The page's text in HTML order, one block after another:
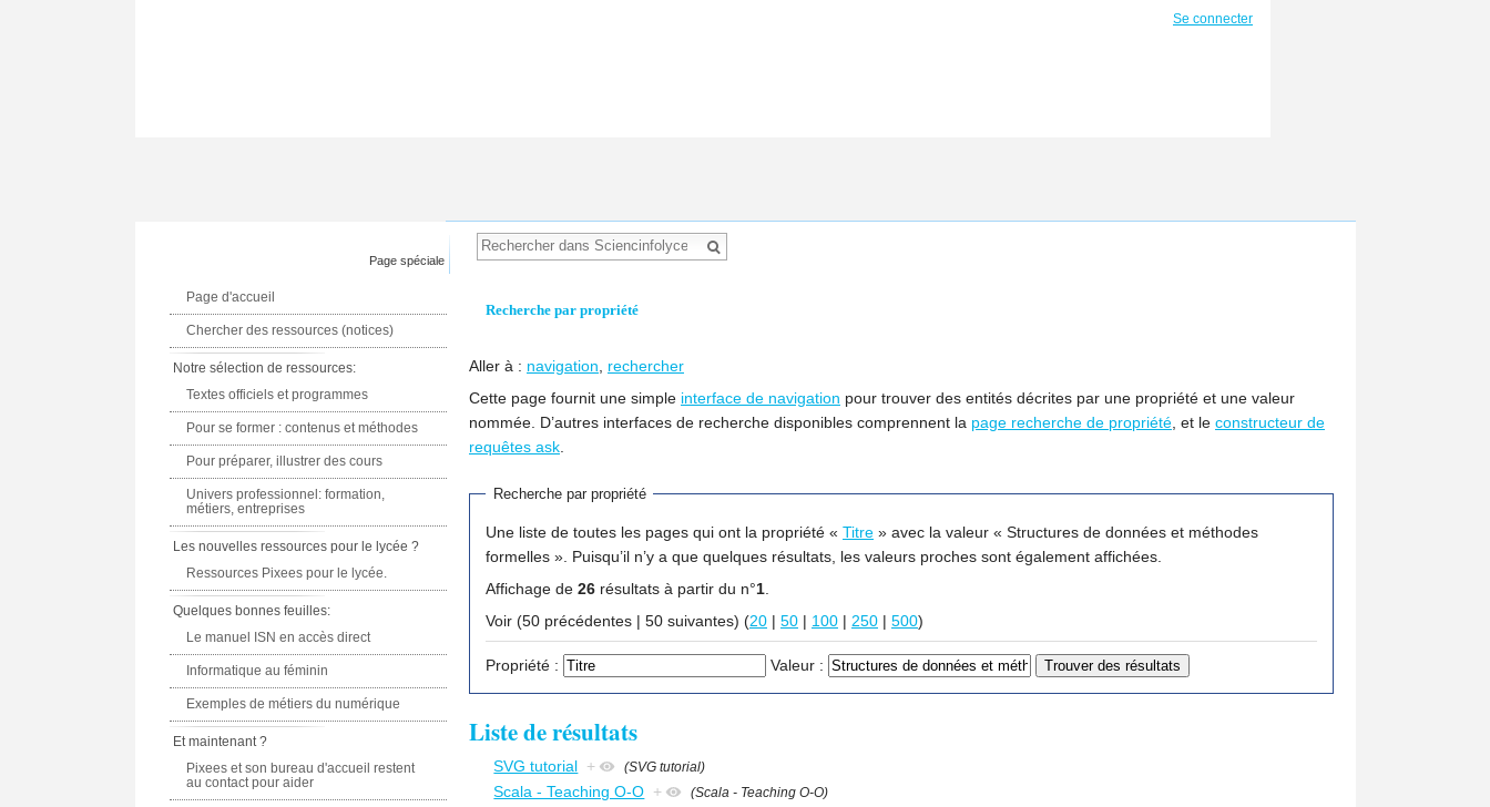
Recherche par propriété
Aller à : navigation
rechercher
Cette page fournit une simple interface de navigation pour trouver des entités décrites par une propriété et une valeur
nommée. D’autres interfaces de recherche disponibles comprennent la page recherche de propriété , et le constructeur de
requêtes ask
Recherche par propriété
Une liste de toutes les pages qui ont la propriété « Titre » avec la valeur « Structures de données et méthodes
formelles ». Puisqu’il n’y a que quelques résultats, les valeurs proches sont également affichées.
Affichage de 26 résultats à partir du n°1.
Voir (50 précédentes | 50 suivantes) (20 | 50 | 100 | 250 | 500)
Propriété : Valeur :
Liste de résultats
SVG tutorial + (SVG tutorial)
Scala - Teaching O-O + (Scala - Teaching O-O)
Se connecter
Page spéciale
Page d'accueil
Chercher des ressources (notices)
Notre sélection de ressources:
Textes officiels et programmes
Pour se former : contenus et méthodes
Pour préparer, illustrer des cours
Univers professionnel: formation,
métiers, entreprises
Les nouvelles ressources pour le lycée ?
Ressources Pixees pour le lycée.
Quelques bonnes feuilles:
Le manuel ISN en accès direct
Informatique au féminin
Exemples de métiers du numérique
Et maintenant ?
Pixees et son bureau d'accueil restent
au contact pour aider